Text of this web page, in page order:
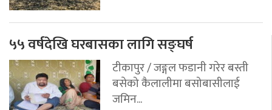
५५ वर्षदेखि घरबासका लागि सङ्घर्ष
टीकापुर / जङ्गल फडानी गरेर बस्ती
बसेको कैलालीमा बसोबासीलाई
जमिन...